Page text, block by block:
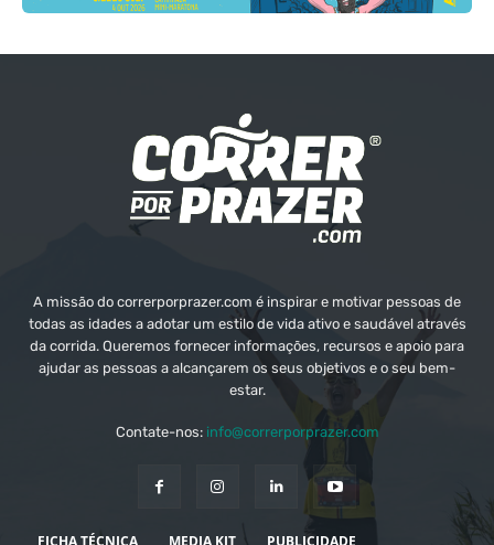
A missão do correrporprazer.com é inspirar e motivar pessoas de
todas as idades a adotar um estilo de vida ativo e saudável através
da corrida. Queremos fornecer informações, recursos e apoio para
ajudar as pessoas a alcançarem os seus objetivos e o seu bem-
estar.
Contate-nos: info@correrporprazer.com
FICHA TÉCNICA MEDIA KIT PUBLICIDADE